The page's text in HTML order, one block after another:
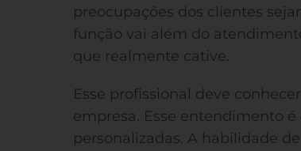
preocupações dos clientes
função vai além do
que realmente cative.
Esse profissional deve
empresa. Esse entendimento
personalizadas. A habilidade